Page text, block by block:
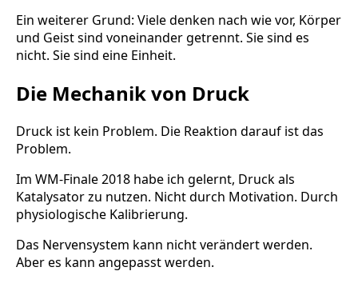
Ein weiterer Grund: Viele denken nach wie vor, Körper
und Geist sind voneinander getrennt. Sie sind es
nicht. Sie sind eine Einheit.
Die Mechanik von Druck
Druck ist kein Problem. Die Reaktion darauf ist das
Problem.
Im WM-Finale 2018 habe ich gelernt, Druck als
Katalysator zu nutzen. Nicht durch Motivation. Durch
physiologische Kalibrierung.
Das Nervensystem kann nicht verändert werden.
Aber es kann angepasst werden.